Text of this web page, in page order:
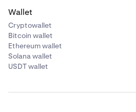
Wallet
Cryptowallet
Bitcoin wallet
Ethereum wallet
Solana wallet
USDT wallet